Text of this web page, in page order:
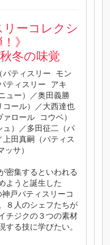
ーコレクシ
》
冬の味覚
ティスリー モン
ティスリー アキ
ュー）／奥田義勝
コール）／大西達也
ロール コウベ）
）／多田征二（パ
田真嗣（パティス
サ）
密集するといわれる
ようと誕生した
戸パティスリーコ
８人のシェフたちが
チジクの３つの素材
する技に学びたい。